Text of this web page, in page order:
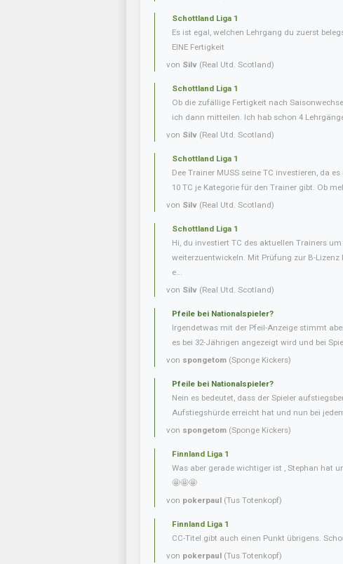
Schottland Liga 1
Es ist egal, welchen Lehrgang du zuerst
EINE Fertigkeit
von Silv (Real Utd. Scotland)
Schottland Liga 1
Ob die zufällige Fertigkeit nach
ich dann mitteilen. Ich hab schon 4
von Silv (Real Utd. Scotland)
Schottland Liga 1
Dee Trainer MUSS seine TC investieren, da
10 TC je Kategorie für den Trainer gibt. Ob
von Silv (Real Utd. Scotland)
Schottland Liga 1
Hi, du investiert TC des aktuellen Trainers um
weiterzuentwickeln. Mit Prüfung zur B-
e...
von Silv (Real Utd. Scotland)
Pfeile bei Nationalspieler?
Irgendetwas mit der Pfeil-Anzeige stimmt
es bei 32-Jährigen angezeigt wird und bei
von spongetom (Sponge Kickers)
Pfeile bei Nationalspieler?
Nein es bedeutet, dass der Spieler
Aufstiegshürde erreicht hat und nun bei
von spongetom (Sponge Kickers)
Finnland Liga 1
Was aber gerade wichtiger ist , Stephan hat
🤩🤩🤩
von pokerpaul (Tus Totenkopf)
Finnland Liga 1
CC-Titel gibt auch einen Punkt übrigens.
von pokerpaul (Tus Totenkopf)